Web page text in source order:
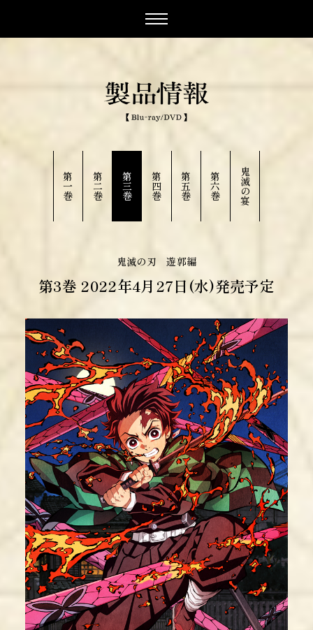
第
一
巻
第
二
巻
第
三
巻
第
四
巻
第
五
巻
第
六
巻
鬼
滅
の
宴
鬼滅の刃 遊郭編
第3巻 2022年4月27日(水)発売予定